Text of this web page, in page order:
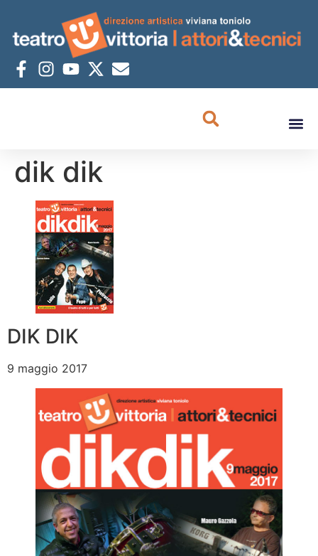
dik dik
DIK DIK
9 maggio 2017